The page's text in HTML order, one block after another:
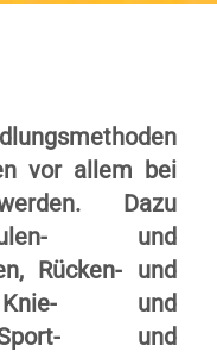
vor allem bei
Dazu
und
Rücken- und
Knie- und
Sport- und